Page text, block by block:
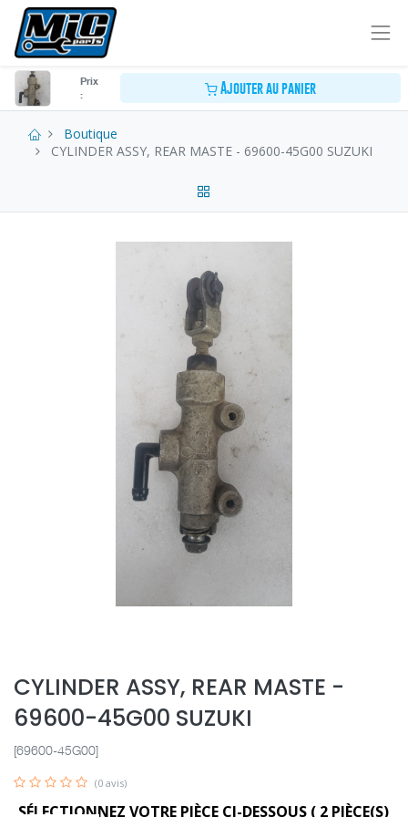
Prix
:
Ajouter au panier
Boutique
CYLINDER ASSY, REAR MASTE - 69600-45G00 SUZUKI
CYLINDER ASSY, REAR MASTE -
69600-45G00 SUZUKI
[69600-45G00]
(0 avis)
SÉLECTIONNEZ VOTRE PIÈCE CI-DESSOUS ( 2 PIÈCE(S)